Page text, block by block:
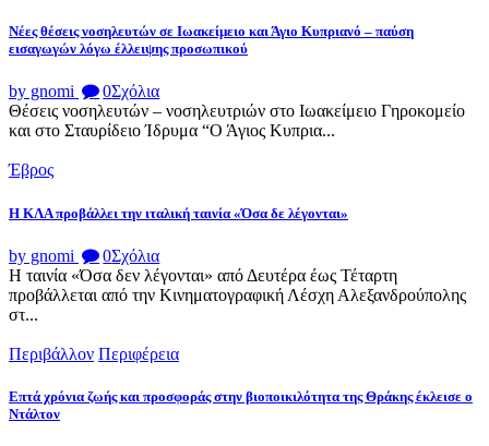
Νέες θέσεις νοσηλευτών σε Ιωακείμειο και Άγιο Κυπριανό – παύση
εισαγωγών λόγω έλλειψης προσωπικού
by gnomi 0Σχόλια
Θέσεις νοσηλευτών – νοσηλευτριών στο Ιωακείμειο Γηροκομείο
και στο Σταυρίδειο Ίδρυμα “Ο Άγιος Κυπρια...
Έβρος
Η ΚΛΑ προβάλλει την ιταλική ταινία «Όσα δε λέγονται»
by gnomi 0Σχόλια
Η ταινία «Όσα δεν λέγονται» από Δευτέρα έως Τέταρτη
προβάλλεται από την Κινηματογραφική Λέσχη Αλεξανδρούπολης
στ...
Περιβάλλον Περιφέρεια
Επτά χρόνια ζωής και προσφοράς στην βιοποικιλότητα της Θράκης έκλεισε ο
Ντάλτον